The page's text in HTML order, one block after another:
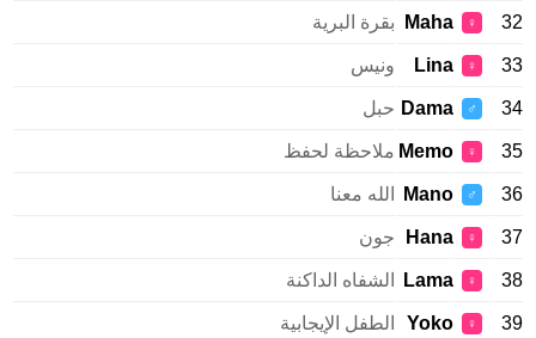
♀
Maha بقرة البرية
♀
Lina ونيس
♂
Dama حبل
♀
Memoملاحظة لحفظ
♂
Mano الله معنا
♀
Hana جون
♀
Lama الشفاه الداكنة
♀
Yoko الطفل الإيجابية